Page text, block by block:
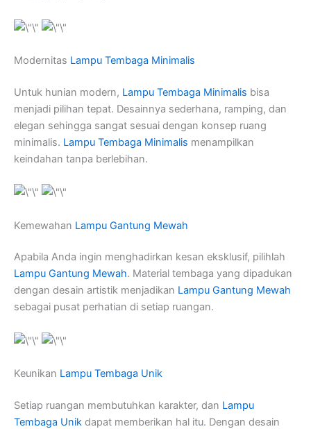
Modernitas Lampu Tembaga Minimalis
Untuk hunian modern, Lampu Tembaga Minimalis bisa
menjadi pilihan tepat. Desainnya sederhana, ramping, dan
elegan sehingga sangat sesuai dengan konsep ruang
minimalis. Lampu Tembaga Minimalis menampilkan
keindahan tanpa berlebihan.
Kemewahan Lampu Gantung Mewah
Apabila Anda ingin menghadirkan kesan eksklusif, pilihlah
Lampu Gantung Mewah. Material tembaga yang dipadukan
dengan desain artistik menjadikan Lampu Gantung Mewah
sebagai pusat perhatian di setiap ruangan.
Keunikan Lampu Tembaga Unik
Setiap ruangan membutuhkan karakter, dan Lampu
Tembaga Unik dapat memberikan hal itu. Dengan desain